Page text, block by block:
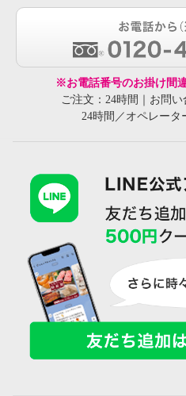
※お電話番号のお掛け間
ご注文：24時間｜お問
24時間／オペレータ